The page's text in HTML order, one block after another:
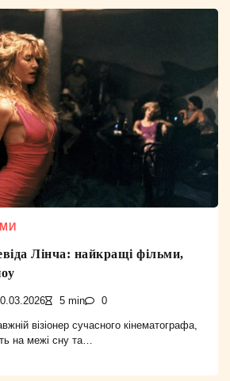
Лінча: найкращі фільми,
5 min 0
візіонер сучасного кінематографа,
на межі сну та…